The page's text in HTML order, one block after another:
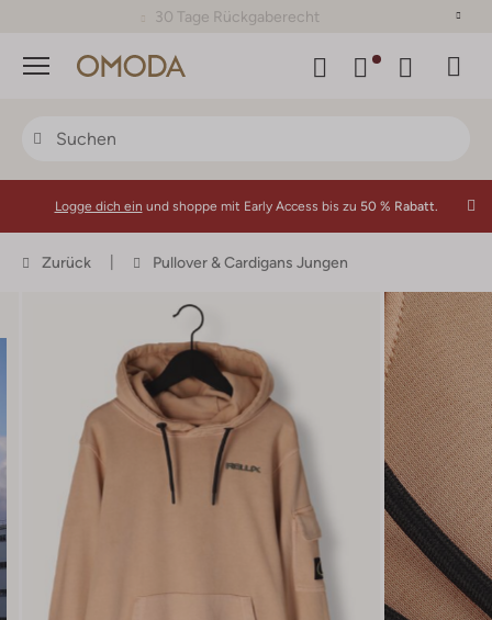
30 Tage Rückgaberecht
Menü
Logge dich ein und shoppe mit Early Access bis zu 50 % Rabatt.
Zurück Pullover & Cardigans Jungen